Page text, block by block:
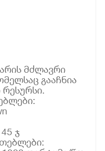
მძლავრი
გააჩნია
ჯ